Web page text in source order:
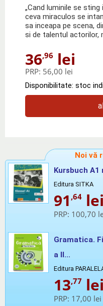
„Cand luminile se
ceva miraculos se
sa inceapa pe scena,
si de talentul actorilor,
36,96 lei
PRP: 56,00 lei
Disponibilitate: stoc
Noi vă
Kursbuch A1
Editura SITKA
91 ,64 lei
PRP: 100,70
Gramatica.
a II...
Editura
13,77 lei
PRP: 17,00 lei